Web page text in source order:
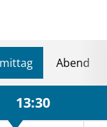
Abend
13:30